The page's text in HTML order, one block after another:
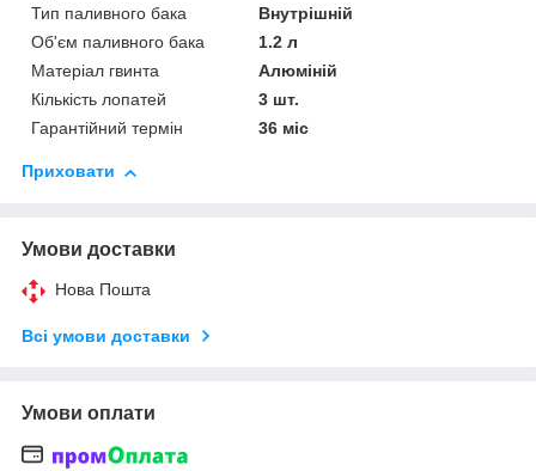
Тип паливного бака
Внутрішній
Об'єм паливного бака
1.2 л
Матеріал гвинта
Алюміній
Кількість лопатей
3 шт.
Гарантійний термін
36 міс
Приховати
Умови доставки
Нова Пошта
Всі умови доставки
Умови оплати